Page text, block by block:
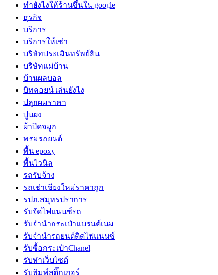
ทํายังไงให้ร้านขึ้นใน google
ธุรกิจ
บริการ
บริการให้เช่า
บริษัทประเมินทรัพย์สิน
บริษัทแม่บ้าน
บ้านผลบอล
บิทคอยน์ เล่นยังไง
ปลูกผมราคา
ปูนผง
ผ้าปิดจมูก
พรมรถยนต์
พื้น epoxy
พื้นไวนิล
รถรับจ้าง
รถเช่าเชียงใหม่ราคาถูก
รปภ.สมุทรปราการ
รับจัดไฟแนนซ์รถ
รับจำนำกระเป๋าแบรนด์เนม
รับจํานํารถยนต์ติดไฟแนนซ์
รับซื้อกระเป๋าChanel
รับทําเว็บไซต์
รับพิมพ์สติ๊กเกอร์